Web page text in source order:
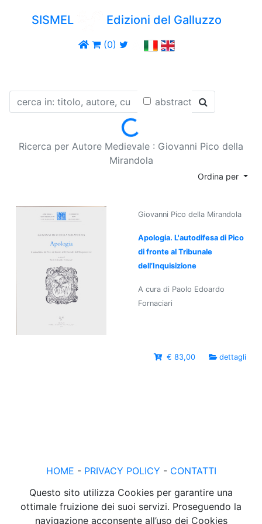
SISMEL Edizioni del Galluzzo
(0)
abstract
Loading...
Ricerca per Autore Medievale : Giovanni Pico della
Mirandola
Ordina per
Giovanni Pico della Mirandola
Apologia. L'autodifesa di Pico
di fronte al Tribunale
dell’Inquisizione
A cura di Paolo Edoardo
Fornaciari
€ 83,00 dettagli
HOME - PRIVACY POLICY - CONTATTI
Questo sito utilizza Cookies per garantire una
ottimale fruizione dei suoi servizi. Proseguendo la
navigazione acconsente all’uso dei Cookies